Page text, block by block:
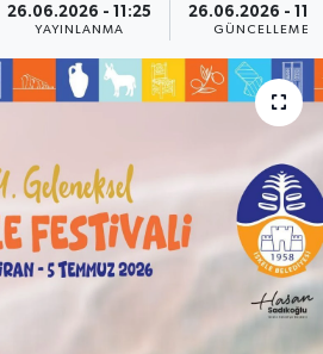
26.06.2026 - 11:25
YAYINLANMA
26.06.2026 -
GÜNCELLEME